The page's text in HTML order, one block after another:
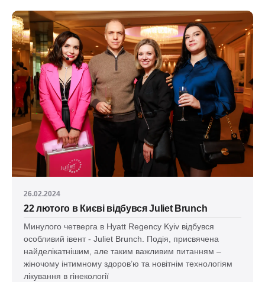
26.02.2024
22 лютого в Києві відбувся Juliet Brunch
Минулого четверга в Hyatt Regency Kyiv відбувся
особливий івент - Juliet Brunch. Подія, присвячена
найделікатнішим, але таким важливим питанням –
жіночому інтимному здоров’ю та новітнім технологіям
лікування в гінекології